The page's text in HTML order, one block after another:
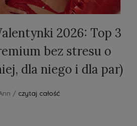
2026: Top 3
bez stresu o
dla niego i dla par)
/ czytaj całość